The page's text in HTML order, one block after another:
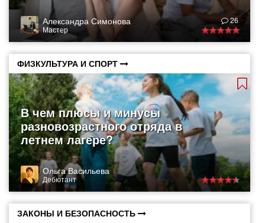
Александра Симонова
Мастер
26
ФИЗКУЛЬТУРА И СПОРТ
В чем плюсы и минусы
разновозрастного отряда в
летнем лагере?
Ольга Васильева
Дебютант
ЗАКОНЫ И БЕЗОПАСНОСТЬ